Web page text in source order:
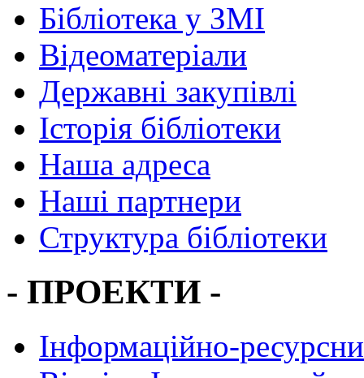
Бібліотека у ЗМІ
Відеоматеріали
Державні закупівлі
Історія бібліотеки
Наша адреса
Наші партнери
Структура бібліотеки
- ПРОЕКТИ -
Інформаційно-